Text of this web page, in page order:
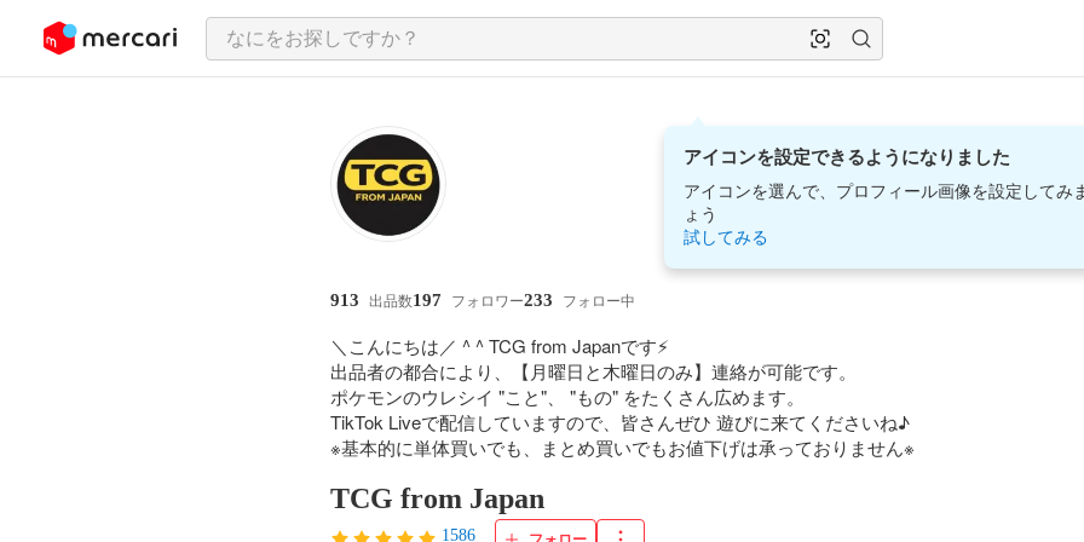
ツにスキップ
アイコンを設定できるようになりました
アイコンを選んで、プロフィール画像を設定してみ
ょう
試してみる
TCG from Japan
1586
913 出品数197 フォロワー233 フォロー中
＼こんにちは／ ^ ^ TCG from Japanです⚡️
出品者の都合により、【月曜日と木曜日のみ】連絡が可能です。
ポケモンのウレシイ "こと"、 "もの" をたくさん広めます。
TikTok Liveで配信していますので、皆さんぜひ 遊びに来てくださいね♪
※基本的に単体買いでも、まとめ買いでもお値下げは承っておりません※